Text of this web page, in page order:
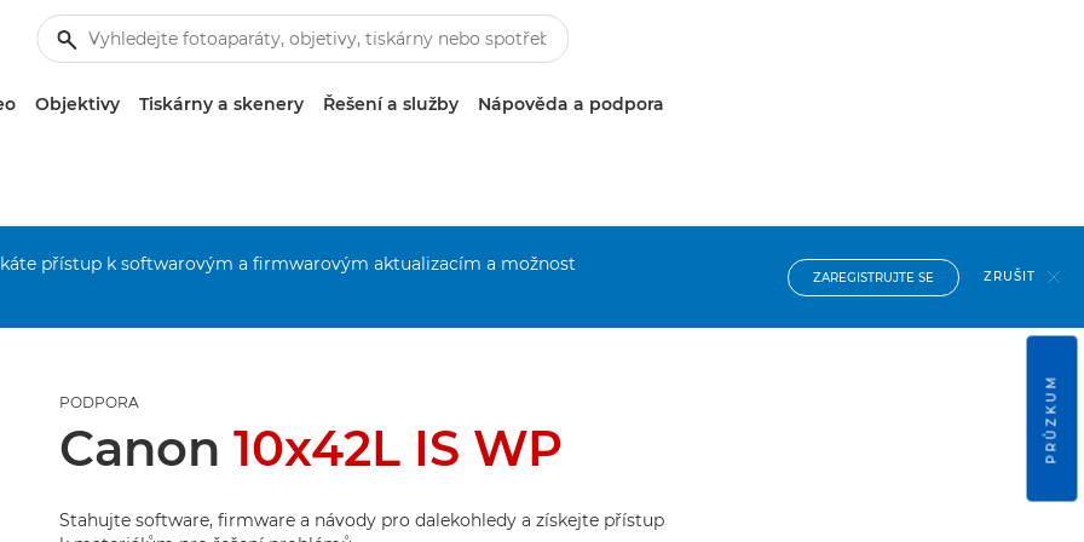
Objektivy Tiskárny a skenery Řešení a služby Nápověda a podpora
přístup k softwarovým a firmwarovým aktualizacím a možnost
ZAREGISTRUJTE SE ZRUŠIT
PODPORA
Canon 10x42L IS WP
Stahujte software, firmware a návody pro dalekohledy a získejte přístup
PRŮZKUM